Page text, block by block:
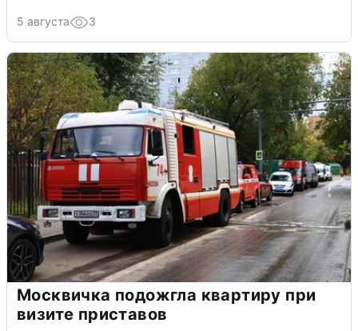
5 августа 3
Москвичка подожгла квартиру при
визите приставов